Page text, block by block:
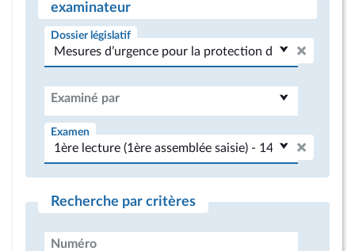
examinateur
Dossier législatif
Examiné par
Examen
Recherche par critères
Numéro